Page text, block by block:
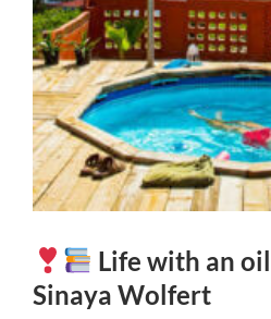
Life with an
Sinaya Wolfert